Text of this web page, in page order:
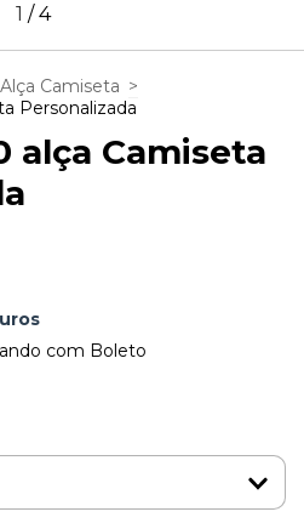
1 /4
Camiseta >
Personalizada
alça Camiseta
com Boleto